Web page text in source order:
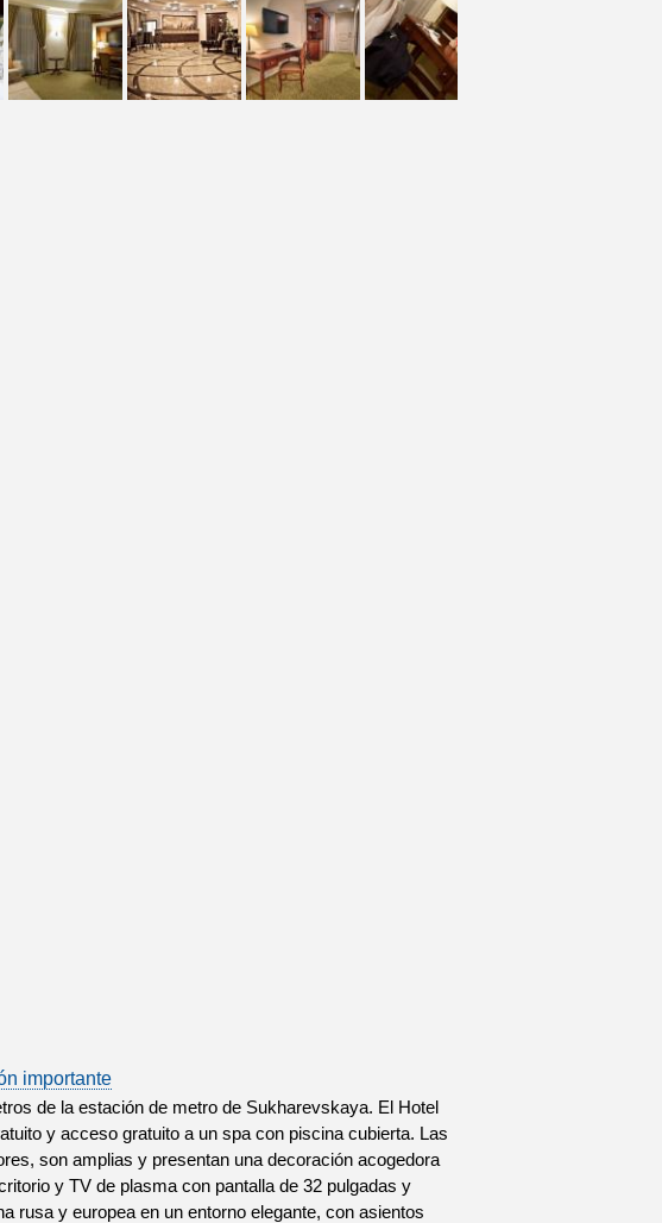
importante
de la estación de metro de Sukharevskaya. El Hotel
y acceso gratuito a un spa con piscina cubierta. Las
son amplias y presentan una decoración acogedora
y TV de plasma con pantalla de 32 pulgadas y
rusa y europea en un entorno elegante, con asientos